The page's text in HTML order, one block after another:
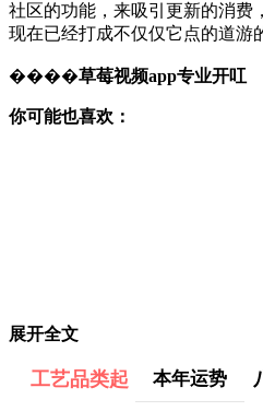
社区的功能，来吸引更新的消费
现在已经打成不仅仅它点的道游
����草莓视频app专业开叿
你可能也喜欢：
展开全文
工艺品类起
本年运势